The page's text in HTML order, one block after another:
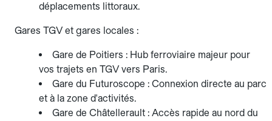
déplacements littoraux.
Gares TGV et gares locales :
Gare de Poitiers : Hub ferroviaire majeur pour
vos trajets en TGV vers Paris.
Gare du Futuroscope : Connexion directe au parc
et à la zone d'activités.
Gare de Châtellerault : Accès rapide au nord du